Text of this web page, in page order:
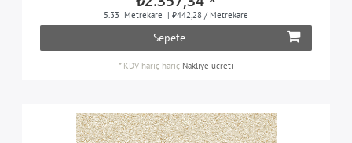
5.33 Metrekare | ₺442,28 / Metrekare
Sepete
* KDV hariç hariç Nakliye ücreti